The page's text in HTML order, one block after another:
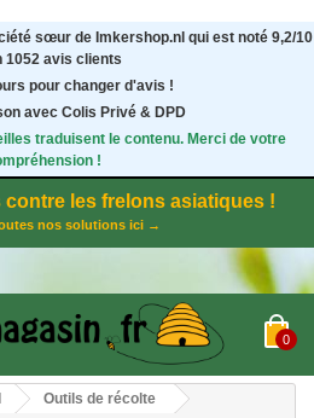
sœur de Imkershop.nl qui est noté 9,2/10
1052 avis clients
pour changer d'avis !
avec Colis Privé & DPD
traduisent le contenu. Merci de votre
!
contre les frelons asiatiques !
nos solutions ici →
0
Outils de récolte